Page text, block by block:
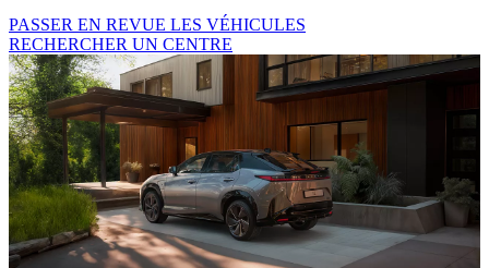
PASSER EN REVUE LES VÉHICULES
RECHERCHER UN CENTRE